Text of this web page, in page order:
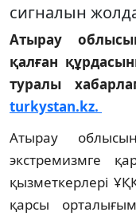
сигналын
Атырау
қалған
туралы
turkystan.kz.
Атырау
экстремизмге
қызметкерлері
қарсы